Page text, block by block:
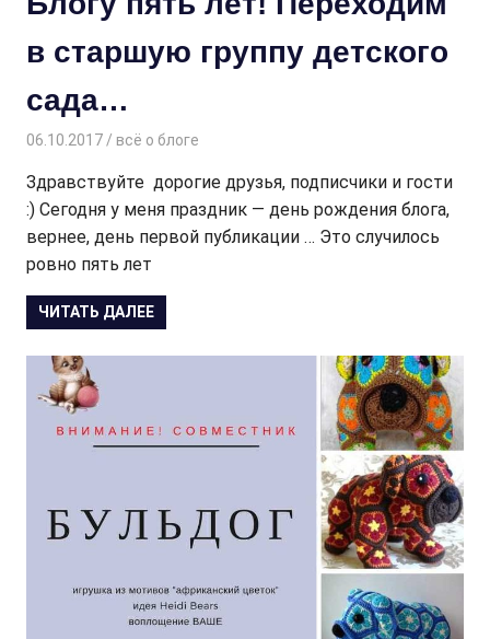
в старшую группу детского
сада…
06.10.2017 Творогова Елена
всё о блоге
Здравствуйте дорогие друзья, подписчики и гости
:) Сегодня у меня праздник — день рождения блога,
вернее, день первой публикации … Это случилось
ровно пять лет
ЧИТАТЬ ДАЛЕЕ